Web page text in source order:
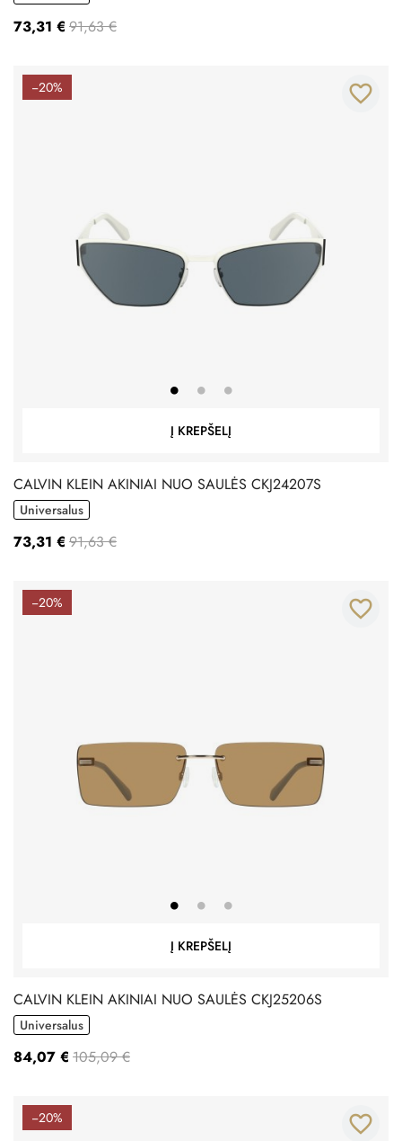
73,31 € 91,63 €
−20%
Į KREPŠELĮ
favorite_border
CALVIN KLEIN AKINIAI NUO SAULĖS CKJ24207S
Universalus
73,31 € 91,63 €
−20%
Į KREPŠELĮ
favorite_border
CALVIN KLEIN AKINIAI NUO SAULĖS CKJ25206S
Universalus
84,07 € 105,09 €
−20% favorite_border